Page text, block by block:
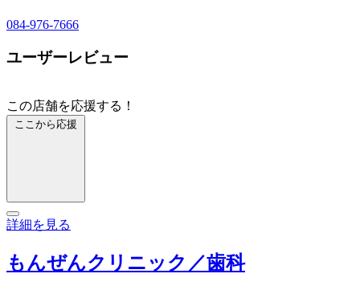
084-976-7666
ユーザーレビュー
この店舗を応援する！
ここから応援
詳細を見る
もんぜんクリニック／歯科